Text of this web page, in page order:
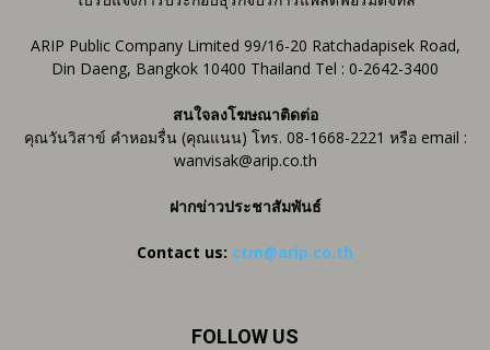
ARIP Public Company Limited 99/16-20 Ratchadapisek Road,
Din Daeng, Bangkok 10400 Thailand Tel : 0-2642-3400
สนใจลงโฆษณาติดต่อ
คุณวันวิสาข์ คำหอมรื่น (คุณแนน) โทร. 08-1668-2221 หรือ email :
wanvisak@arip.co.th
ฝากข่าวประชาสัมพันธ์
Contact us: ctm@arip.co.th
FOLLOW US